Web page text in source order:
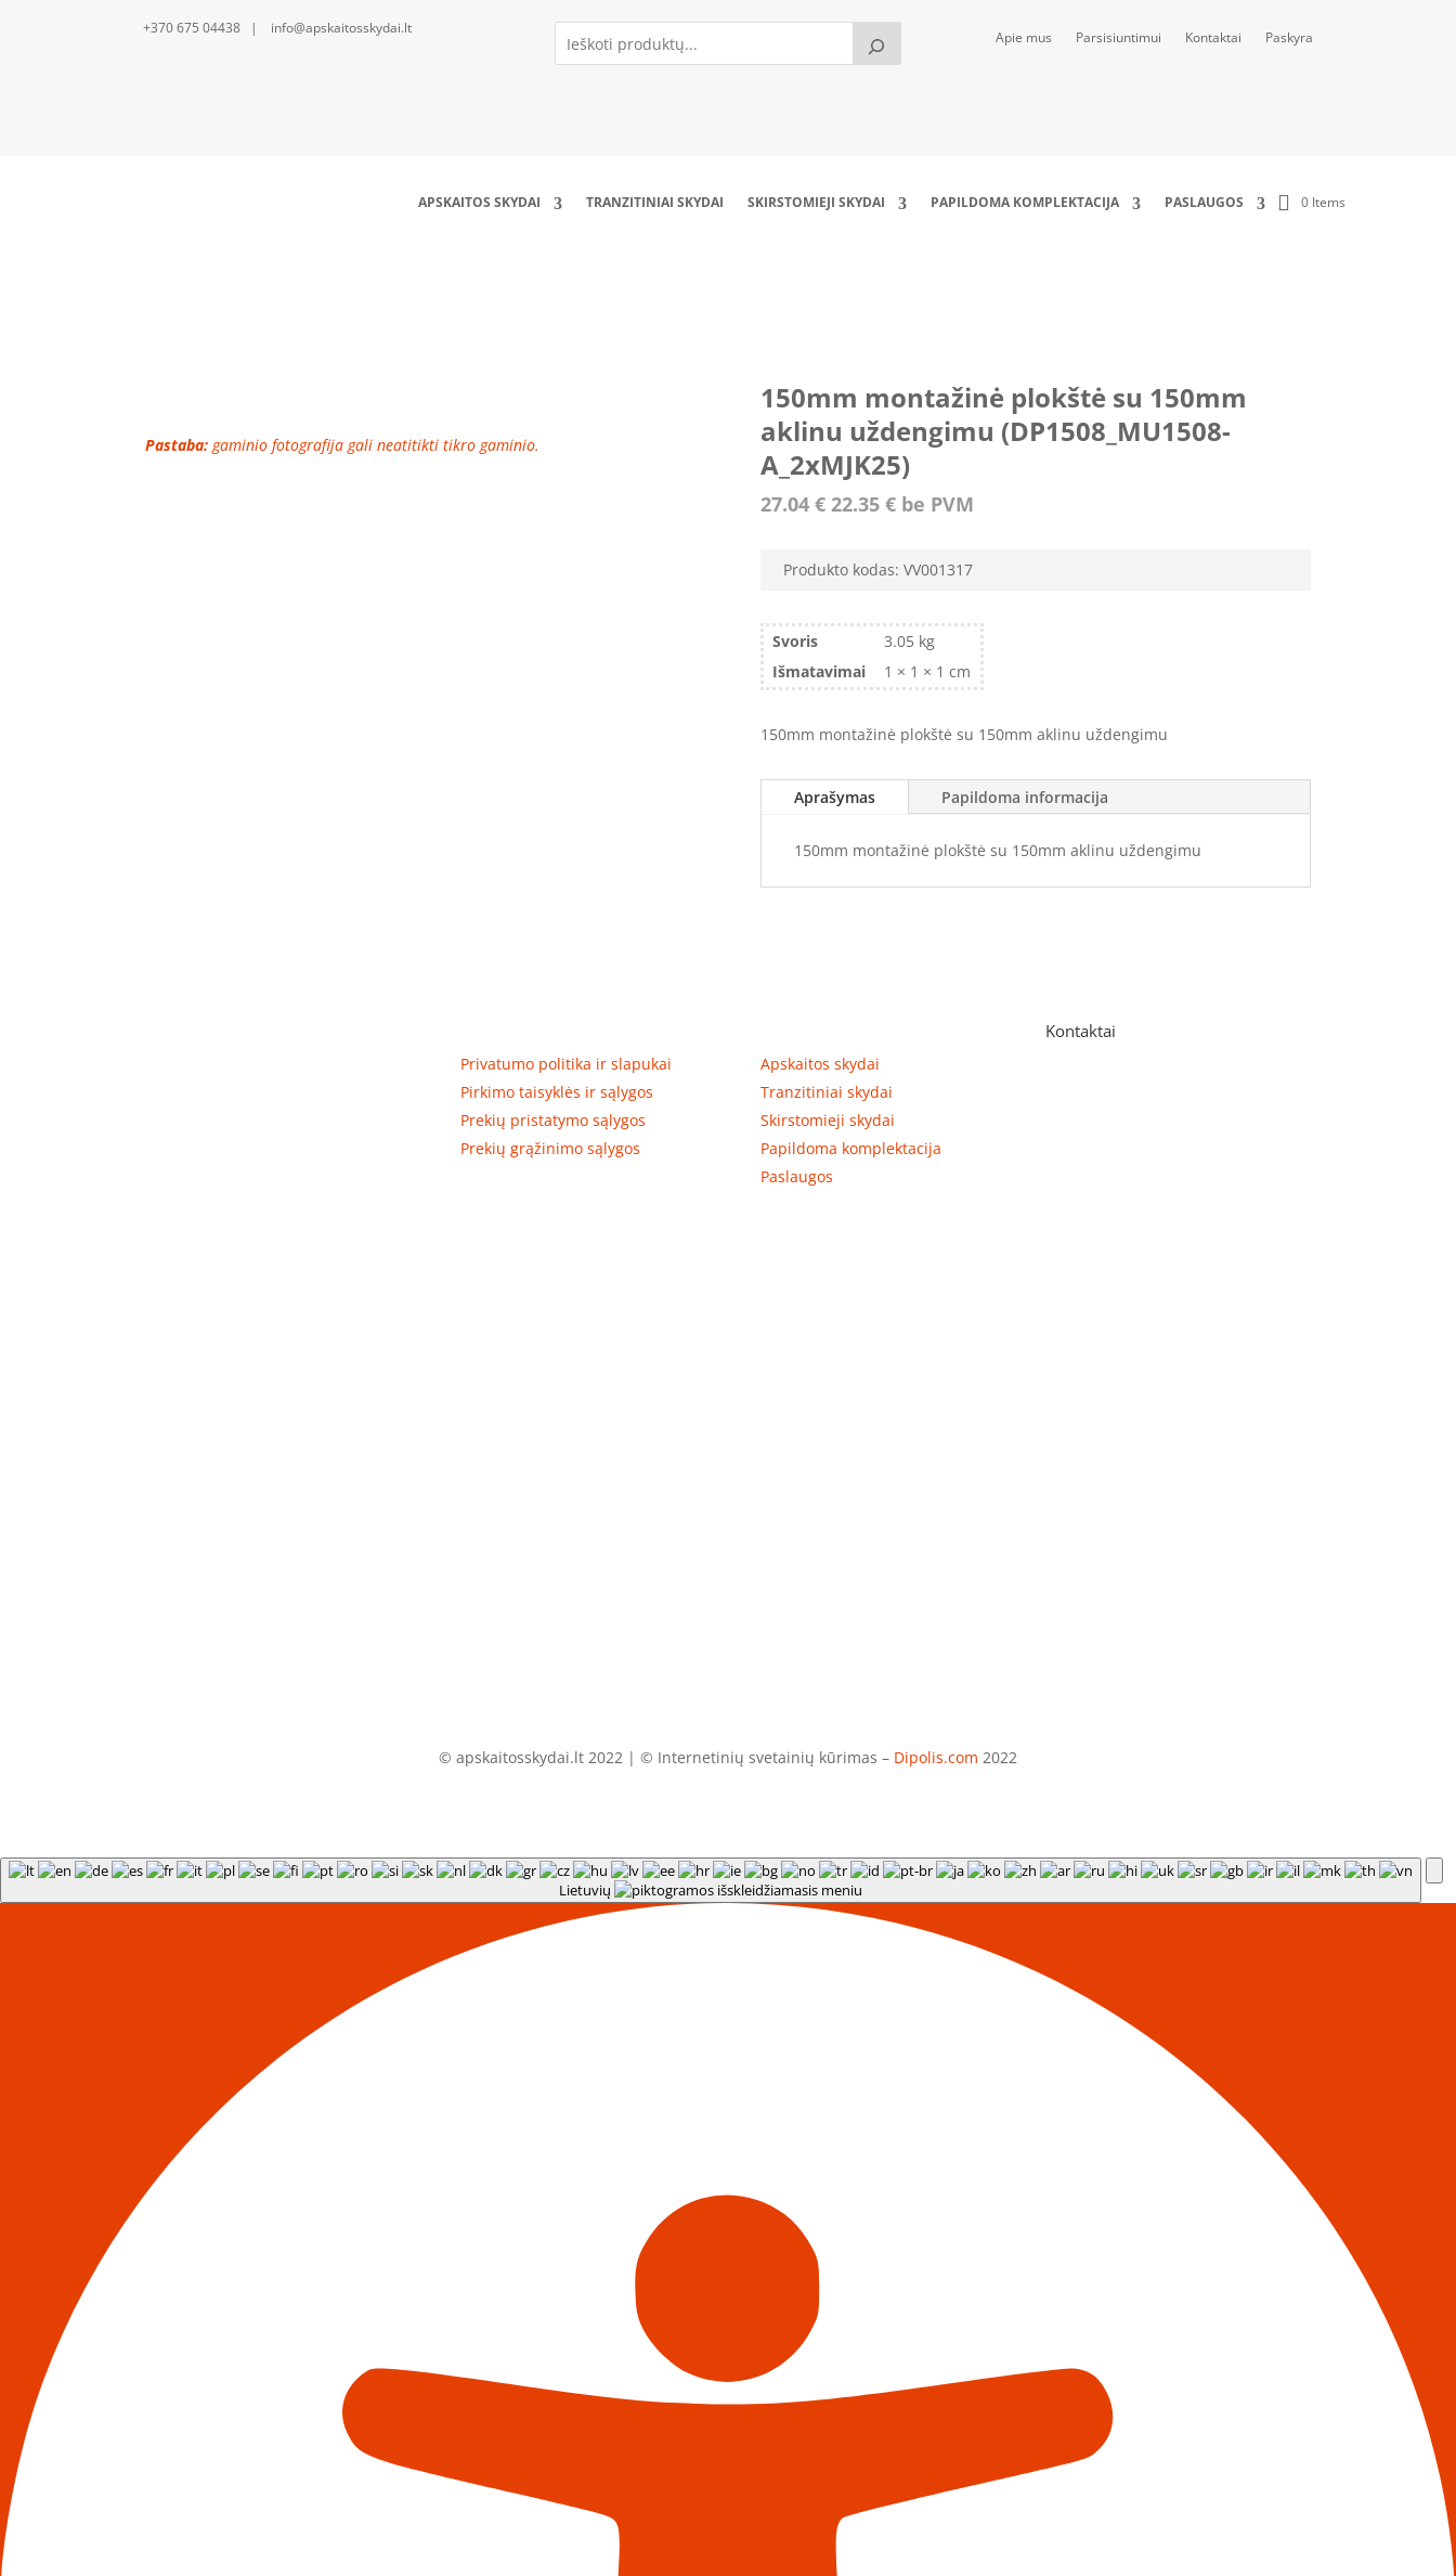
+370 675 04438 | info@apskaitosskydai.lt
Apie mus Parsisiuntimui Kontaktai Paskyra
APSKAITOS SKYDAI TRANZITINIAI SKYDAI SKIRSTOMIEJI SKYDAI PAPILDOMA KOMPLEKTACIJA PASLAUGOS 0 Items
Pastaba: gaminio fotografija gali neatitikti tikro gaminio.
150mm montažinė plokštė su 150mm
aklinu uždengimu (DP1508_MU1508-
A_2xMJK25)
27.04 € 22.35 €be PVM
Produkto kodas: VV001317
Svoris
3.05 kg
Išmatavimai
1 × 1 × 1 cm
150mm montažinė plokštė su 150mm aklinu uždengimu
Aprašymas Papildoma informacija
150mm montažinė plokštė su 150mm aklinu uždengimu
Privatumo politika ir slapukai
Pirkimo taisyklės ir sąlygos
Prekių pristatymo sąlygos
Prekių grąžinimo sąlygos
Apskaitos skydai
Tranzitiniai skydai
Skirstomieji skydai
Papildoma komplektacija
Paslaugos
Kontaktai
© apskaitosskydai.lt 2022 | © Internetinių svetainių kūrimas – Dipolis.com 2022
Lietuvių